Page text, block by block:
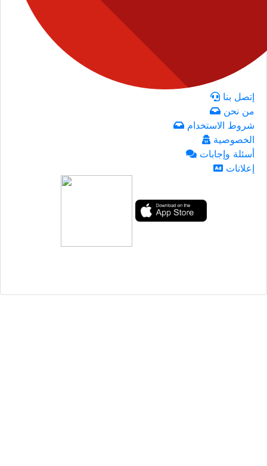
إتصل بنا
من نحن
شروط الاستخدام
الخصوصية
أسئلة وإجابات
إعلانات